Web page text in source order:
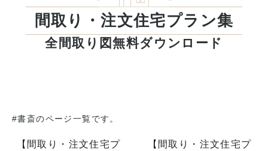
間取り・注文住宅プラン集
全間取り図無料ダウンロード
#書斎のページ一覧です。
【間取り・注文住宅プ
【間取り・注文住宅プ